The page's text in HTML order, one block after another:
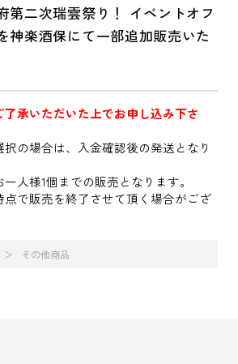
第二次瑞雲祭り！ イベントオフ
神楽酒保にて一部追加販売いた
了承いただいた上でお申し込み下さ
の場合は、入金確認後の発送となり
人様1個までの販売となります。
で販売を終了させて頂く場合がござ
その他商品